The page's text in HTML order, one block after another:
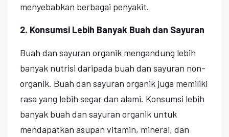
menyebabkan berbagai penyakit.
2. Konsumsi Lebih Banyak Buah dan Sayuran
Buah dan sayuran organik mengandung lebih
banyak nutrisi daripada buah dan sayuran non-
organik. Buah dan sayuran organik juga memiliki
rasa yang lebih segar dan alami. Konsumsi lebih
banyak buah dan sayuran organik untuk
mendapatkan asupan vitamin, mineral, dan